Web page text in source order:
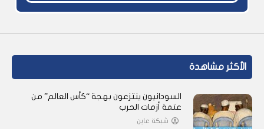
الأكثر مشاهدة
السودانيون ينتزعون بهجة “كأس العالم” من
عتمة أزمات الحرب
شبكة عاين